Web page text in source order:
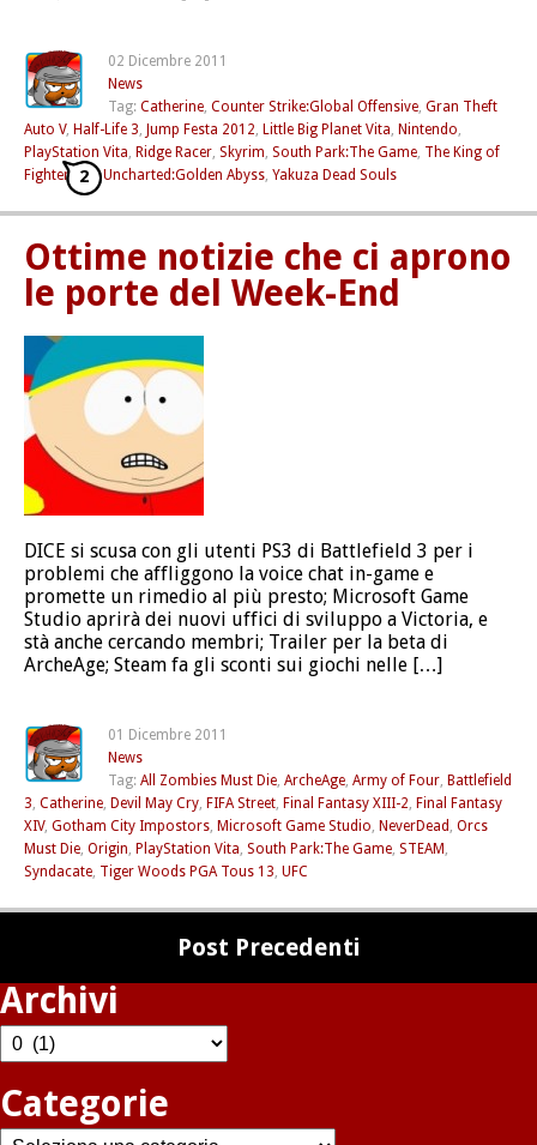
02 Dicembre 2011
News
Tag: Catherine, Counter Strike:Global Offensive, Gran Theft
Auto V, Half-Life 3, Jump Festa 2012, Little Big Planet Vita, Nintendo,
PlayStation Vita, Ridge Racer, Skyrim, South Park:The Game, The King of
Fighter XIII ,Uncharted:Golden Abyss, Yakuza Dead Souls
2
Ottime notizie che ci aprono
le porte del Week-End
DICE si scusa con gli utenti PS3 di Battlefield 3 per i
problemi che affliggono la voice chat in-game e
promette un rimedio al più presto; Microsoft Game
Studio aprirà dei nuovi uffici di sviluppo a Victoria, e
stà anche cercando membri; Trailer per la beta di
ArcheAge; Steam fa gli sconti sui giochi nelle […]
01 Dicembre 2011
News
Tag: All Zombies Must Die, ArcheAge, Army of Four, Battlefield
3, Catherine, Devil May Cry, FIFA Street, Final Fantasy XIII-2, Final Fantasy
XIV, Gotham City Impostors, Microsoft Game Studio, NeverDead , Orcs
Must Die, Origin, PlayStation Vita, South Park:The Game, STEAM ,
Syndacate, Tiger Woods PGA Tous 13, UFC
Post Precedenti
Archivi
Archivi
Categorie
Categorie